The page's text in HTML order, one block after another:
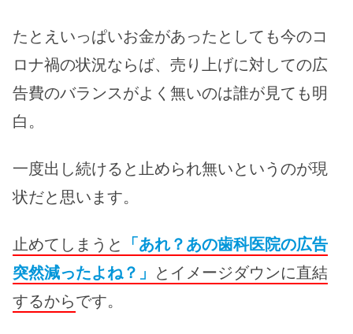
たとえいっぱいお金があったとしても今のコ
ロナ禍の状況ならば、売り上げに対しての広
告費のバランスがよく無いのは誰が見ても明
白。
一度出し続けると止められ無いというのが現
状だと思います。
止めてしまうと 「あれ？あの歯科医院の広告
突然減ったよね？」 とイメージダウンに直結
するからです。